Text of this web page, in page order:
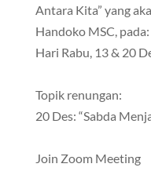
Antara Kita” yang
Handoko MSC, pada:
Hari Rabu, 13 & 20
Topik renungan:
20 Des: “Sabda
Join Zoom Meeting